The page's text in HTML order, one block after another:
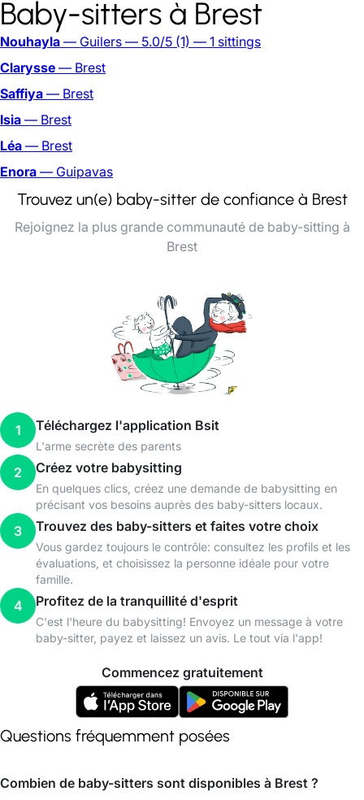
Baby-sitters à Brest
Nouhayla — Guilers — 5.0/5 (1) — 1 sittings
Clarysse — Brest
Saffiya — Brest
Isia — Brest
Léa — Brest
Enora — Guipavas
Trouvez un(e) baby-sitter de confiance à Brest
Rejoignez la plus grande communauté de baby-sitting à
Brest
1 Téléchargez l'application Bsit
L'arme secrète des parents
2 Créez votre babysitting
En quelques clics, créez une demande de babysitting en
précisant vos besoins auprès des baby-sitters locaux.
3 Trouvez des baby-sitters et faites votre choix
Vous gardez toujours le contrôle: consultez les profils et les
évaluations, et choisissez la personne idéale pour votre
famille.
4 Profitez de la tranquillité d'esprit
C'est l'heure du babysitting! Envoyez un message à votre
baby-sitter, payez et laissez un avis. Le tout via l'app!
Commencez gratuitement
Questions fréquemment posées
Combien de baby-sitters sont disponibles à Brest ?